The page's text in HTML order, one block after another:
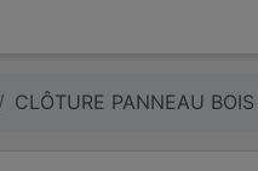
CLÔTURE PANNEAU BOIS